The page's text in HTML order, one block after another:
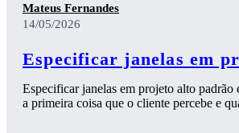
Mateus Fernandes
14/05/2026
Especificar janelas em
Especificar janelas em projeto alto padrão
a primeira coisa que o cliente percebe e